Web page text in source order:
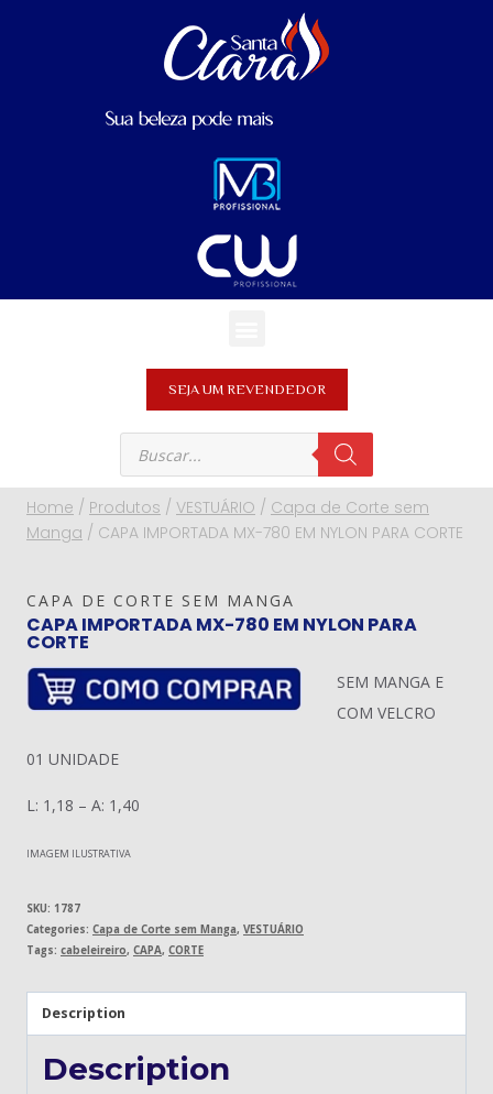
SEJA UM REVENDEDOR
Home / Produtos / VESTUÁRIO / Capa de Corte sem
Manga / CAPA IMPORTADA MX-780 EM NYLON PARA CORTE
CAPA DE CORTE SEM MANGA
CAPA IMPORTADA MX-780 EM NYLON PARA
CORTE
SEM MANGA E
COM VELCRO
01 UNIDADE
L: 1,18 – A: 1,40
IMAGEM ILUSTRATIVA
SKU: 1787
Categories: Capa de Corte sem Manga, VESTUÁRIO
Tags: cabeleireiro, CAPA, CORTE
Description
Description